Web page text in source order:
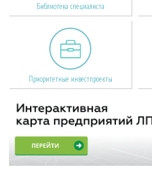
Библиотека специалиста
Приоритетные инвестпроекты